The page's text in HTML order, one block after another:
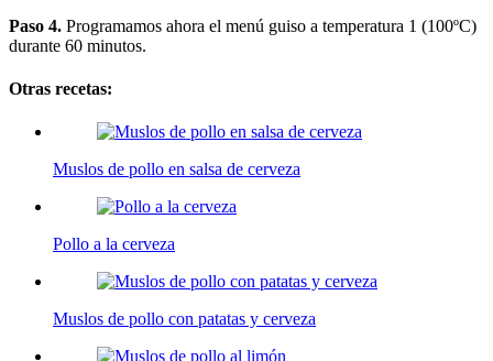
Paso 4. Programamos ahora el menú guiso a temperatura 1 (100ºC)
durante 60 minutos.
Otras recetas:
Muslos de pollo en salsa de cerveza
Pollo a la cerveza
Muslos de pollo con patatas y cerveza